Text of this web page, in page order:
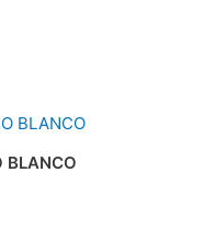
BLANCO